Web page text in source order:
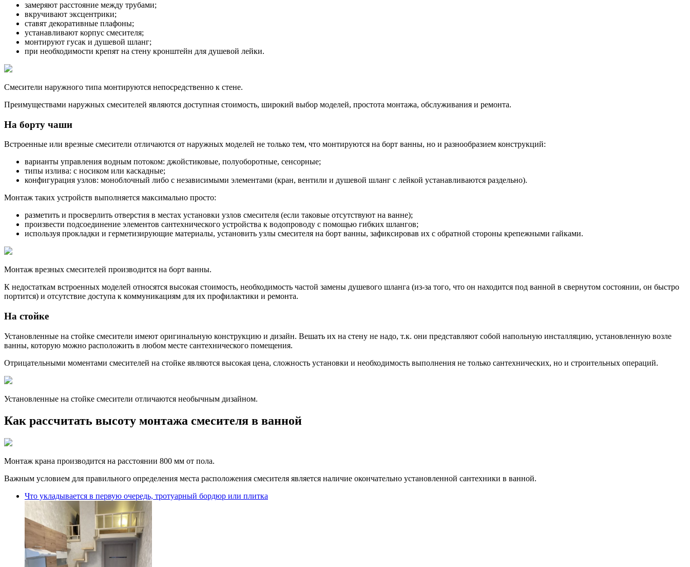
замеряют расстояние между трубами;
вкручивают эксцентрики;
ставят декоративные плафоны;
устанавливают корпус смесителя;
монтируют гусак и душевой шланг;
при необходимости крепят на стену кронштейн для душевой лейки.
Смесители наружного типа монтируются непосредственно к стене.
Преимуществами наружных смесителей являются доступная стоимость, широкий выбор моделей, простота монтажа, обслуживания и ремонта.
На борту чаши
Встроенные или врезные смесители отличаются от наружных моделей не только тем, что монтируются на борт ванны, но и разнообразием конструкций:
варианты управления водным потоком: джойстиковые, полуоборотные, сенсорные;
типы излива: с носиком или каскадные;
конфигурация узлов: моноблочный либо с независимыми элементами (кран, вентили и душевой шланг с лейкой устанавливаются раздельно).
Монтаж таких устройств выполняется максимально просто:
разметить и просверлить отверстия в местах установки узлов смесителя (если таковые отсутствуют на ванне);
произвести подсоединение элементов сантехнического устройства к водопроводу с помощью гибких шлангов;
используя прокладки и герметизирующие материалы, установить узлы смесителя на борт ванны, зафиксировав их с обратной стороны крепежными гайками.
Монтаж врезных смесителей производится на борт ванны.
К недостаткам встроенных моделей относятся высокая стоимость, необходимость частой замены душевого шланга (из-за того, что он находится под ванной в свернутом состоянии, он быстро
портится) и отсутствие доступа к коммуникациям для их профилактики и ремонта.
На стойке
Установленные на стойке смесители имеют оригинальную конструкцию и дизайн. Вешать их на стену не надо, т.к. они представляют собой напольную инсталляцию, установленную возле
ванны, которую можно расположить в любом месте сантехнического помещения.
Отрицательными моментами смесителей на стойке являются высокая цена, сложность установки и необходимость выполнения не только сантехнических, но и строительных операций.
Установленные на стойке смесители отличаются необычным дизайном.
Как рассчитать высоту монтажа смесителя в ванной
Монтаж крана производится на расстоянии 800 мм от пола.
Важным условием для правильного определения места расположения смесителя является наличие окончательно установленной сантехники в ванной.
Что укладывается в первую очередь, тротуарный бордюр или плитка